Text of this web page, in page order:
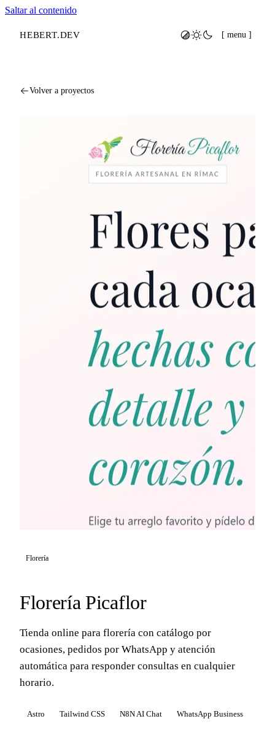
Saltar al contenido
HEBERT.DEV [ menu ]
Volver a proyectos
Florería
Florería Picaflor
Tienda online para florería con catálogo por
ocasiones, pedidos por WhatsApp y atención
automática para responder consultas en cualquier
horario.
Astro Tailwind CSS N8N AI Chat WhatsApp Business